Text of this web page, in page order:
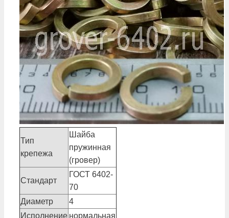
Тип
крепежа
Шайба
пружинная
(гровер)
Стандарт
ГОСТ 6402-
70
Диаметр
4
Исполнение нормальная